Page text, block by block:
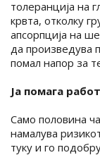
толеранција на
крвта, отколку
апсорпција на
да произведува
помал напор за
Ја помага
Само половина
намалува
туку и го